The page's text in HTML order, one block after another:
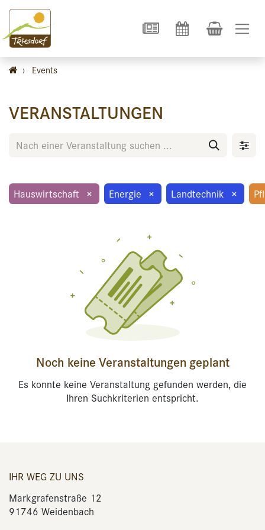
› Events
VERANSTALTUNGEN
Hauswirtschaft × Energie × Landtechnik ×
Noch keine Veranstaltungen geplant
Es konnte keine Veranstaltung gefunden werden, die
Ihren Suchkriterien entspricht.
IHR WEG ZU UNS
Markgrafenstraße 12
91746 Weidenbach